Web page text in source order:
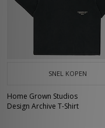
SNEL KOPEN
Home Grown Studios
Design Archive T-Shirt